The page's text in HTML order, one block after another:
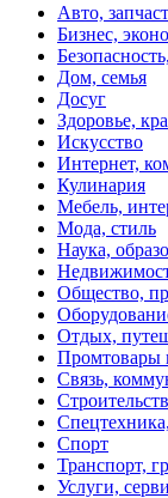
Авто,
Бизнес,
Дом, семья
Досуг
Здоровье,
Искусство
Интернет,
Кулинария
Мебель,
Мода, стиль
Наука,
Общество,
Отдых,
Промтовары
Связь,
Спорт
Транспорт,
Услуги,